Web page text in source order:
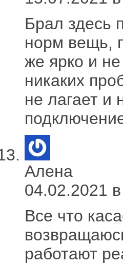
Брал здесь
норм вещь,
же ярко и
никаких
не лагает и
Алена
04.02.2021 в
Все что
работают